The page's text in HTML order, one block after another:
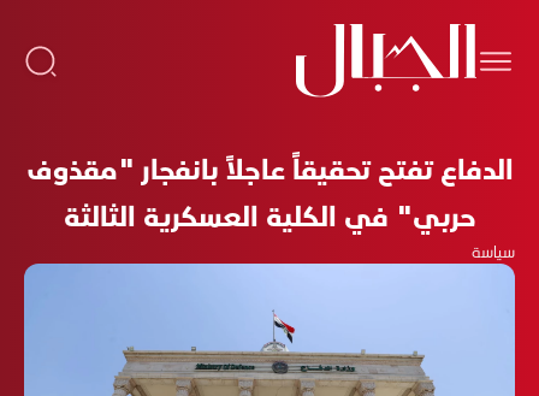
الدفاع تفتح تحقيقاً عاجلاً بانفجار "مقذوف
حربي" في الكلية العسكرية الثالثة
سياسة